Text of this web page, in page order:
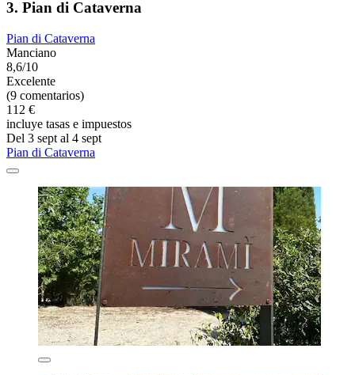
3. Pian di Cataverna
Pian di Cataverna
Manciano
8,6/10
Excelente
(9 comentarios)
112 €
incluye tasas e impuestos
Del 3 sept al 4 sept
Pian di Cataverna